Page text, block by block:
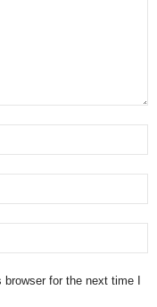
for the next time I